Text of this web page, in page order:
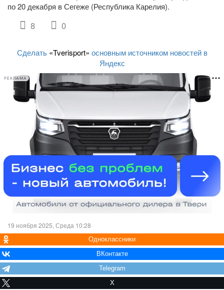
по 20 декабря в Сегеже (Республика Карелия).
8 0
Сделать «Tverisport» основным источником новостей в
Яндекс
РЕКЛАМА
19 ноября 2025, Среда 10:28
Одноклассники
ВКонтакте
Telegram
X